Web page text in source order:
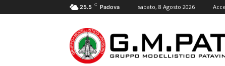
25.5 C Padova sabato, 8 Agosto 2026